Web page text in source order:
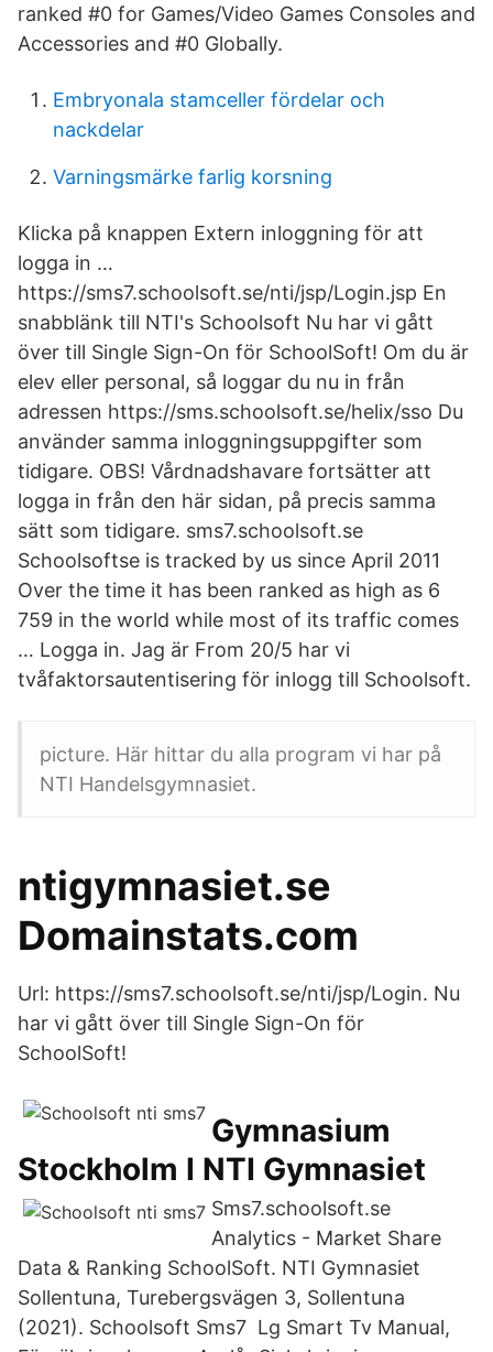
ranked #0 for Games/Video Games Consoles and
Accessories and #0 Globally.
Embryonala stamceller fördelar och
nackdelar
Varningsmärke farlig korsning
Klicka på knappen Extern inloggning för att
logga in …
https://sms7.schoolsoft.se/nti/jsp/Login.jsp En
snabblänk till NTI's Schoolsoft Nu har vi gått
över till Single Sign-On för SchoolSoft! Om du är
elev eller personal, så loggar du nu in från
adressen https://sms.schoolsoft.se/helix/sso Du
använder samma inloggningsuppgifter som
tidigare. OBS! Vårdnadshavare fortsätter att
logga in från den här sidan, på precis samma
sätt som tidigare. sms7.schoolsoft.se
Schoolsoftse is tracked by us since April 2011
Over the time it has been ranked as high as 6
759 in the world while most of its traffic comes
… Logga in. Jag är From 20/5 har vi
tvåfaktorsautentisering för inlogg till Schoolsoft.
picture. Här hittar du alla program vi har på
NTI Handelsgymnasiet.
ntigymnasiet.se
Domainstats.com
Url: https://sms7.schoolsoft.se/nti/jsp/Login. Nu
har vi gått över till Single Sign-On för
SchoolSoft!
Gymnasium
Stockholm I NTI Gymnasiet
Sms7.schoolsoft.se
Analytics - Market Share
Data & Ranking SchoolSoft. NTI Gymnasiet
Sollentuna, Turebergsvägen 3, Sollentuna
(2021). Schoolsoft Sms7 Lg Smart Tv Manual,